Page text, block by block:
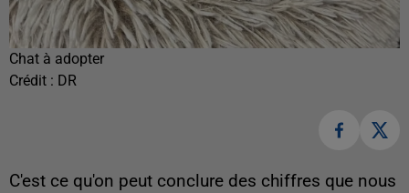
Chat à adopter
Crédit : DR
C'est ce qu'on peut conclure des chiffres que nous